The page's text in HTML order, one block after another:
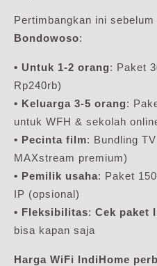
Pertimbangkan ini sebelum
Bondowoso:
• Untuk 1-2 orang: Paket
Rp240rb)
• Keluarga 3-5 orang:
untuk WFH & sekolah
• Pecinta film: Bundling
MAXstream premium)
• Pemilik usaha: Paket
IP (opsional)
• Fleksibilitas: Cek paket
bisa kapan saja
Harga WiFi IndiHome